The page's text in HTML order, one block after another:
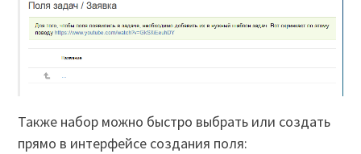
Также набор можно быстро выбрать или создать
прямо в интерфейсе создания поля: